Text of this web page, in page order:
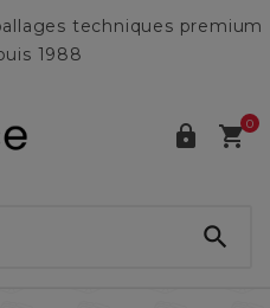
techniques premium
1988
 0
